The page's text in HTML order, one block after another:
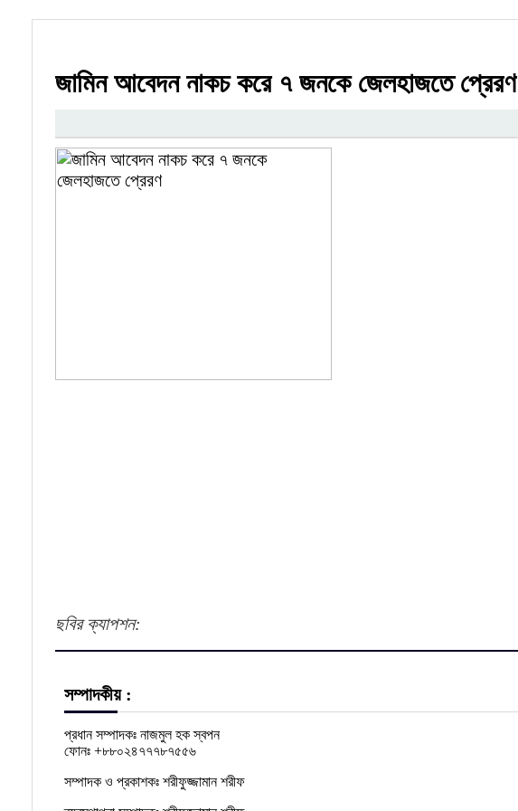
জামিন আবেদন নাকচ করে ৭ জনকে জেলহাজতে প্রেরণ
ছবির ক্যাপশন:
সম্পাদকীয় :
প্রধান সম্পাদকঃ নাজমুল হক স্বপন
ফোনঃ +৮৮০২৪৭৭৭৮৭৫৫৬
সম্পাদক ও প্রকাশকঃ শরীফুজ্জামান শরীফ